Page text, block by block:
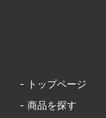
- トップページ
- 商品を探す